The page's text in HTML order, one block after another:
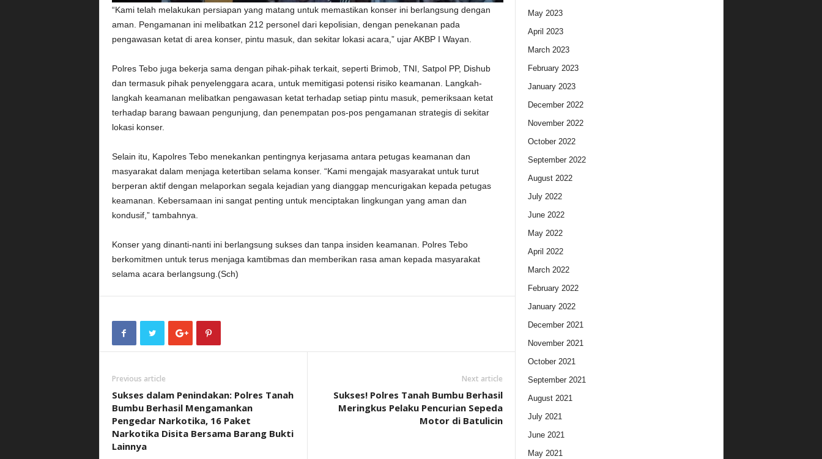
“Kami telah melakukan persiapan yang matang untuk memastikan konser ini berlangsung dengan
aman. Pengamanan ini melibatkan 212 personel dari kepolisian, dengan penekanan pada
pengawasan ketat di area konser, pintu masuk, dan sekitar lokasi acara,” ujar AKBP I Wayan.
Polres Tebo juga bekerja sama dengan pihak-pihak terkait, seperti Brimob, TNI, Satpol PP, Dishub
dan termasuk pihak penyelenggara acara, untuk memitigasi potensi risiko keamanan. Langkah-
langkah keamanan melibatkan pengawasan ketat terhadap setiap pintu masuk, pemeriksaan ketat
terhadap barang bawaan pengunjung, dan penempatan pos-pos pengamanan strategis di sekitar
lokasi konser.
Selain itu, Kapolres Tebo menekankan pentingnya kerjasama antara petugas keamanan dan
masyarakat dalam menjaga ketertiban selama konser. “Kami mengajak masyarakat untuk turut
berperan aktif dengan melaporkan segala kejadian yang dianggap mencurigakan kepada petugas
keamanan. Kebersamaan ini sangat penting untuk menciptakan lingkungan yang aman dan
kondusif,” tambahnya.
Konser yang dinanti-nanti ini berlangsung sukses dan tanpa insiden keamanan. Polres Tebo
berkomitmen untuk terus menjaga kamtibmas dan memberikan rasa aman kepada masyarakat
selama acara berlangsung.(Sch)
Previous article
Sukses dalam Penindakan: Polres Tanah
Bumbu Berhasil Mengamankan
Pengedar Narkotika, 16 Paket
Narkotika Disita Bersama Barang Bukti
Lainnya
Next article
Sukses! Polres Tanah Bumbu Berhasil
Meringkus Pelaku Pencurian Sepeda
Motor di Batulicin
May 2023
April 2023
March 2023
February 2023
January 2023
December 2022
November 2022
October 2022
September 2022
August 2022
July 2022
June 2022
May 2022
April 2022
March 2022
February 2022
January 2022
December 2021
November 2021
October 2021
September 2021
August 2021
July 2021
June 2021
May 2021